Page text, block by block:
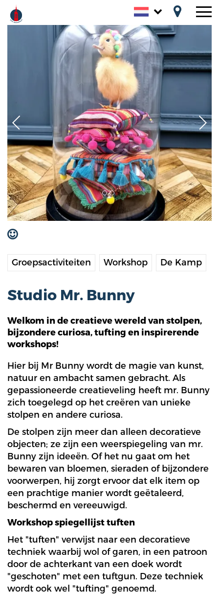
Tickets
Agenda
Ontdek
Routes
Praktisch
Blogs
Groepsactiviteiten Workshop De Kamp
Studio Mr. Bunny
Welkom in de creatieve wereld van stolpen,
bijzondere curiosa, tufting en inspirerende
workshops!
Hier bij Mr Bunny wordt de magie van kunst,
natuur en ambacht samen gebracht. Als
gepassioneerde creatieveling heeft mr. Bunny
zich toegelegd op het creëren van unieke
stolpen en andere curiosa.
De stolpen zijn meer dan alleen decoratieve
objecten; ze zijn een weerspiegeling van mr.
Bunny zijn ideeën. Of het nu gaat om het
bewaren van bloemen, sieraden of bijzondere
voorwerpen, hij zorgt ervoor dat elk item op
een prachtige manier wordt geëtaleerd,
beschermd en vereeuwigd.
Workshop spiegellijst tuften
Het "tuften" verwijst naar een decoratieve
techniek waarbij wol of garen, in een patroon
door de achterkant van een doek wordt
"geschoten" met een tuftgun. Deze techniek
wordt ook wel "tufting" genoemd.